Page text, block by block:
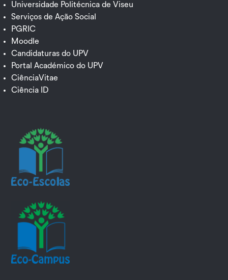
Universidade Politécnica de Viseu
Serviços de Ação Social
PGRIC
Moodle
Candidaturas do UPV
Portal Académico do UPV
CiênciaVitae
Ciência ID